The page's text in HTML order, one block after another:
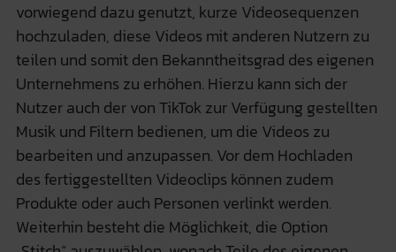
vorwiegend dazu genutzt, kurze Videosequenzen
hochzuladen, diese Videos mit anderen Nutzern zu
teilen und somit den Bekanntheitsgrad des eigenen
Unternehmens zu erhöhen. Hierzu kann sich der
Nutzer auch der von TikTok zur Verfügung gestellten
Musik und Filtern bedienen, um die Videos zu
bearbeiten und anzupassen. Vor dem Hochladen
des fertiggestellten Videoclips können zudem
Produkte oder auch Personen verlinkt werden.
Weiterhin besteht die Möglichkeit, die Option